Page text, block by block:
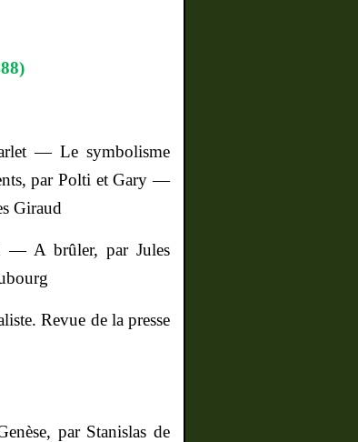
— Le symbolisme
par Polti et Gary —
Giraud
— A brûler, par Jules
Revue de la presse
par Stanislas de